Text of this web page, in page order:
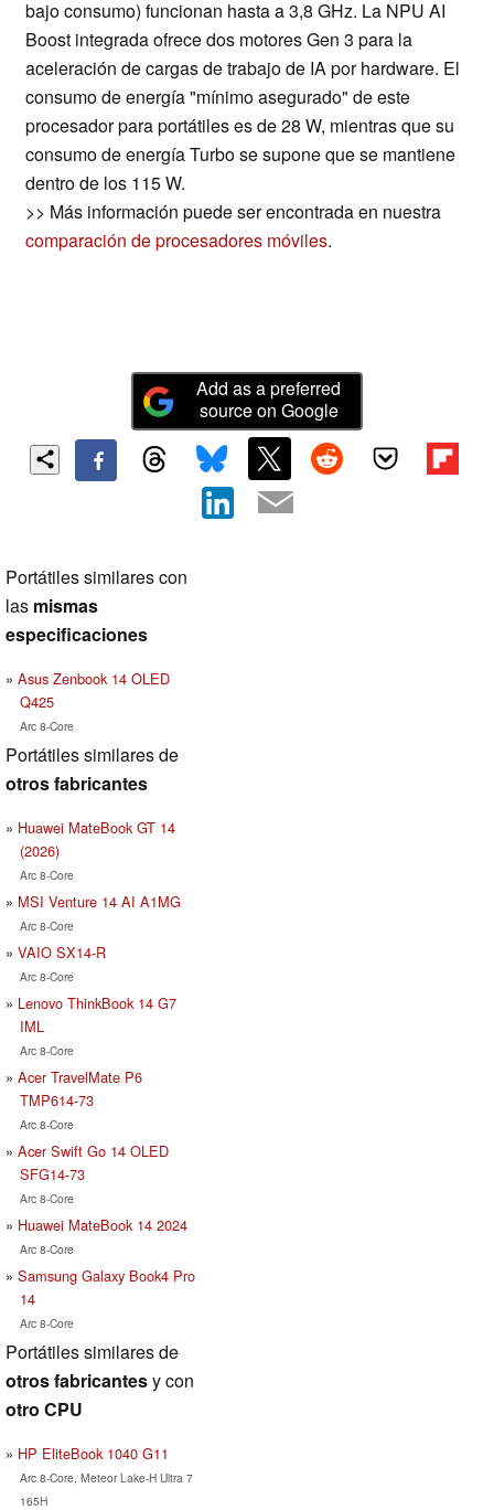
bajo consumo) funcionan hasta a 3,8 GHz. La NPU AI
Boost integrada ofrece dos motores Gen 3 para la
aceleración de cargas de trabajo de IA por hardware. El
consumo de energía "mínimo asegurado" de este
procesador para portátiles es de 28 W, mientras que su
consumo de energía Turbo se supone que se mantiene
dentro de los 115 W.
>> Más información puede ser encontrada en nuestra
comparación de procesadores móviles.
Add as a preferred
source on Google
Portátiles similares con
las mismas
especificaciones
Asus Zenbook 14 OLED
Q425
Arc 8-Core
Portátiles similares de
otros fabricantes
Huawei MateBook GT 14
(2026)
Arc 8-Core
MSI Venture 14 AI A1MG
Arc 8-Core
VAIO SX14-R
Arc 8-Core
Lenovo ThinkBook 14 G7
IML
Arc 8-Core
Acer TravelMate P6
TMP614-73
Arc 8-Core
Acer Swift Go 14 OLED
SFG14-73
Arc 8-Core
Huawei MateBook 14 2024
Arc 8-Core
Samsung Galaxy Book4 Pro
14
Arc 8-Core
Portátiles similares de
otros fabricantesy con
otro CPU
HP EliteBook 1040 G11
Arc 8-Core, Meteor Lake-H Ultra 7
165H